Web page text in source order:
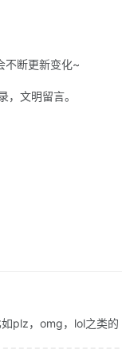
不断更新变化~
，文明留言。
plz，omg，lol之类的